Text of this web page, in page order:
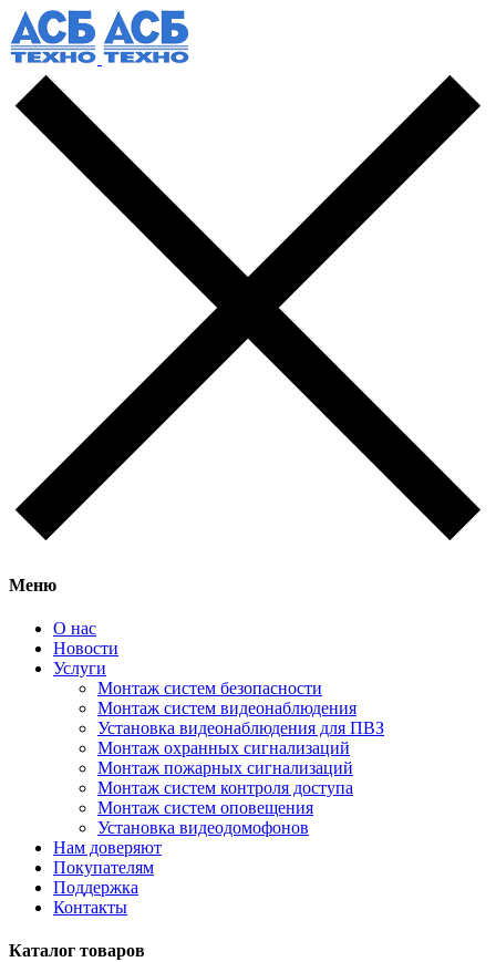
Меню
О нас
Новости
Услуги
Монтаж систем безопасности
Монтаж систем видеонаблюдения
Установка видеонаблюдения для ПВЗ
Монтаж охранных сигнализаций
Монтаж пожарных сигнализаций
Монтаж систем контроля доступа
Монтаж систем оповещения
Установка видеодомофонов
Нам доверяют
Покупателям
Поддержка
Контакты
Каталог товаров